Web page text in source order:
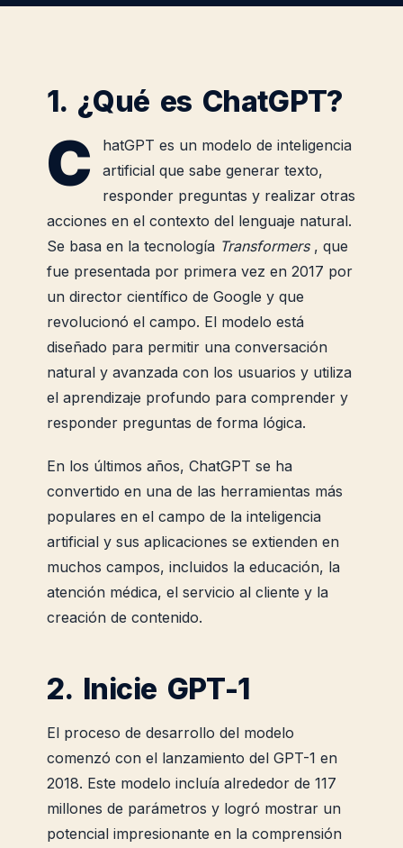
1. ¿Qué es ChatGPT?
C
hatGPT es un modelo de inteligencia
artificial que sabe generar texto,
responder preguntas y realizar otras
acciones en el contexto del lenguaje natural.
Se basa en la tecnología Transformers, que
fue presentada por primera vez en 2017 por
un director científico de Google y que
revolucionó el campo. El modelo está
diseñado para permitir una conversación
natural y avanzada con los usuarios y utiliza
el aprendizaje profundo para comprender y
responder preguntas de forma lógica.
En los últimos años, ChatGPT se ha
convertido en una de las herramientas más
populares en el campo de la inteligencia
artificial y sus aplicaciones se extienden en
muchos campos, incluidos la educación, la
atención médica, el servicio al cliente y la
creación de contenido.
2. Inicie GPT-1
El proceso de desarrollo del modelo
comenzó con el lanzamiento del GPT-1 en
2018. Este modelo incluía alrededor de 117
millones de parámetros y logró mostrar un
potencial impresionante en la comprensión